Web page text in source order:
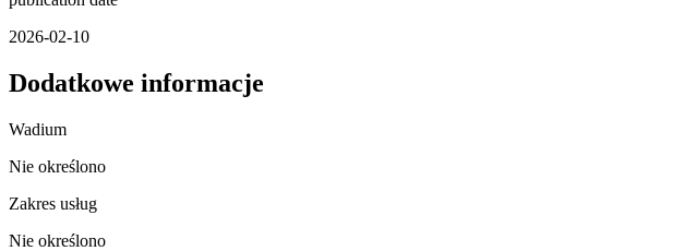
2026-02-10
Dodatkowe informacje
Wadium
Nie określono
Zakres usług
Nie określono